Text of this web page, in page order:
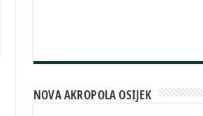
NOVA AKROPOLA OSIJEK